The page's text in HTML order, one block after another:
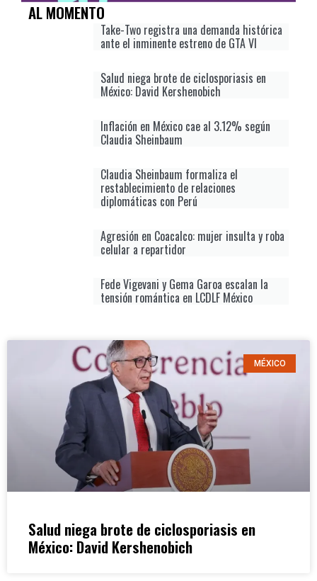
AL MOMENTO
Take-Two registra una demanda histórica
ante el inminente estreno de GTA VI
Salud niega brote de ciclosporiasis en
México: David Kershenobich
Inflación en México cae al 3.12% según
Claudia Sheinbaum
Claudia Sheinbaum formaliza el
restablecimiento de relaciones
diplomáticas con Perú
Agresión en Coacalco: mujer insulta y roba
celular a repartidor
Fede Vigevani y Gema Garoa escalan la
tensión romántica en LCDLF México
MÉXICO
Salud niega brote de ciclosporiasis en
México: David Kershenobich